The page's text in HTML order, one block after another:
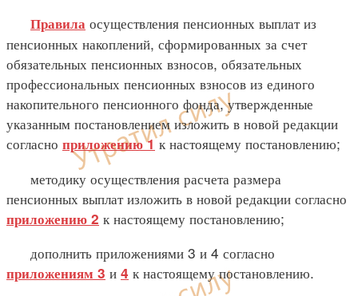
Правила осуществления пенсионных выплат из
пенсионных накоплений, сформированных за счет
обязательных пенсионных взносов, обязательных
профессиональных пенсионных взносов из единого
накопительного пенсионного фонда, утвержденные
указанным постановлением изложить в новой редакции
согласно приложению 1к настоящему постановлению;
методику осуществления расчета размера
пенсионных выплат изложить в новой редакции согласно
приложению 2 к настоящему постановлению;
дополнить приложениями 3 и 4 согласно
приложениям 3 и 4 к настоящему постановлению.